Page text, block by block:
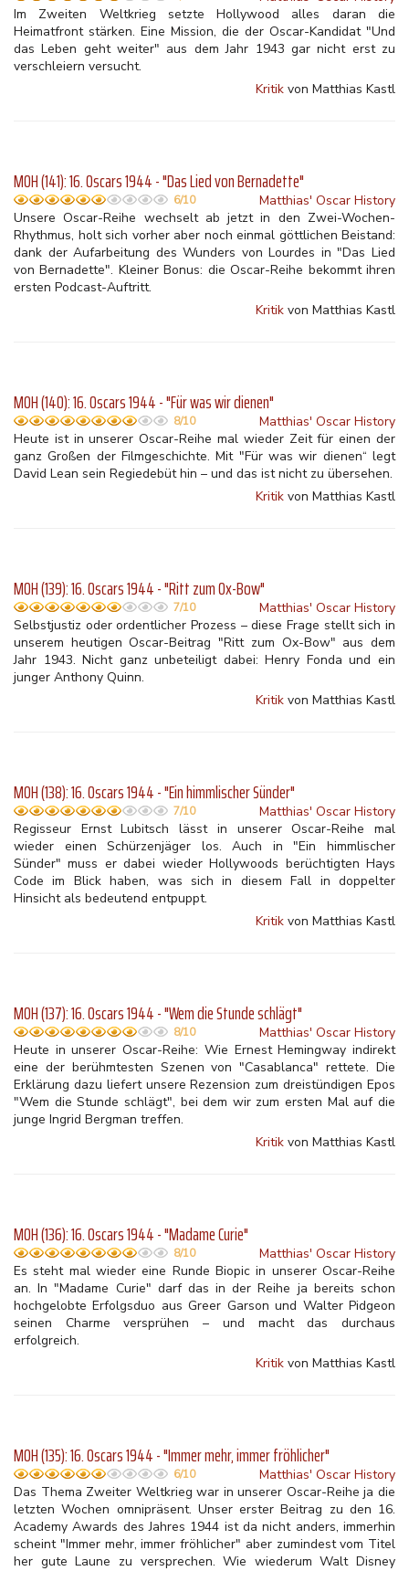
Im Zweiten Weltkrieg setzte Hollywood alles daran die
Heimatfront stärken. Eine Mission, die der Oscar-Kandidat "Und
das Leben geht weiter" aus dem Jahr 1943 gar nicht erst zu
verschleiern versucht.
Kritik von Matthias Kastl
MOH (141): 16. Oscars 1944 - "Das Lied von Bernadette"
6/10
Matthias' Oscar History
Unsere Oscar-Reihe wechselt ab jetzt in den Zwei-Wochen-
Rhythmus, holt sich vorher aber noch einmal göttlichen Beistand:
dank der Aufarbeitung des Wunders von Lourdes in "Das Lied
von Bernadette". Kleiner Bonus: die Oscar-Reihe bekommt ihren
ersten Podcast-Auftritt.
Kritik von Matthias Kastl
MOH (140): 16. Oscars 1944 - "Für was wir dienen"
8/10
Matthias' Oscar History
Heute ist in unserer Oscar-Reihe mal wieder Zeit für einen der
ganz Großen der Filmgeschichte. Mit "Für was wir dienen“ legt
David Lean sein Regiedebüt hin – und das ist nicht zu übersehen.
Kritik von Matthias Kastl
MOH (139): 16. Oscars 1944 - "Ritt zum Ox-Bow"
7/10
Matthias' Oscar History
Selbstjustiz oder ordentlicher Prozess – diese Frage stellt sich in
unserem heutigen Oscar-Beitrag "Ritt zum Ox-Bow" aus dem
Jahr 1943. Nicht ganz unbeteiligt dabei: Henry Fonda und ein
junger Anthony Quinn.
Kritik von Matthias Kastl
MOH (138): 16. Oscars 1944 - "Ein himmlischer Sünder"
7/10
Matthias' Oscar History
Regisseur Ernst Lubitsch lässt in unserer Oscar-Reihe mal
wieder einen Schürzenjäger los. Auch in "Ein himmlischer
Sünder" muss er dabei wieder Hollywoods berüchtigten Hays
Code im Blick haben, was sich in diesem Fall in doppelter
Hinsicht als bedeutend entpuppt.
Kritik von Matthias Kastl
MOH (137): 16. Oscars 1944 - "Wem die Stunde schlägt"
8/10
Matthias' Oscar History
Heute in unserer Oscar-Reihe: Wie Ernest Hemingway indirekt
eine der berühmtesten Szenen von "Casablanca" rettete. Die
Erklärung dazu liefert unsere Rezension zum dreistündigen Epos
"Wem die Stunde schlägt", bei dem wir zum ersten Mal auf die
junge Ingrid Bergman treffen.
Kritik von Matthias Kastl
MOH (136): 16. Oscars 1944 - "Madame Curie"
8/10
Matthias' Oscar History
Es steht mal wieder eine Runde Biopic in unserer Oscar-Reihe
an. In "Madame Curie" darf das in der Reihe ja bereits schon
hochgelobte Erfolgsduo aus Greer Garson und Walter Pidgeon
seinen Charme versprühen – und macht das durchaus
erfolgreich.
Kritik von Matthias Kastl
MOH (135): 16. Oscars 1944 - "Immer mehr, immer fröhlicher"
6/10
Matthias' Oscar History
Das Thema Zweiter Weltkrieg war in unserer Oscar-Reihe ja die
letzten Wochen omnipräsent. Unser erster Beitrag zu den 16.
Academy Awards des Jahres 1944 ist da nicht anders, immerhin
scheint "Immer mehr, immer fröhlicher" aber zumindest vom Titel
her gute Laune zu versprechen. Wie wiederum Walt Disney